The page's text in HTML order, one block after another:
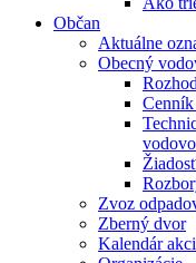
Občan
Aktuálne
Obecný
Zvoz
Zberný dvor
Kalendár